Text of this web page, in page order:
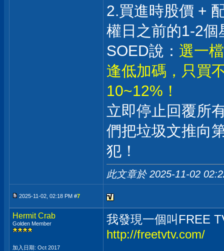
2.買進時股價 +
權日之前的1-2個
SOED說： 選一
逢低加碼，只買
10~12%！
立即停止回覆所
們把垃圾文推向
犯！
此文章於 2025-11-02
2025-11-02, 02:18 PM #7
Hermit Crab
Golden Member
加入日期: Oct 2017
我發現一個叫FREE
http://freetvtv.com/